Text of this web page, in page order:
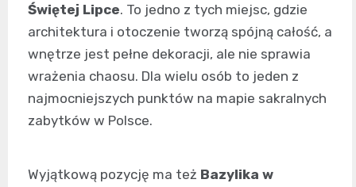
Świętej Lipce. To jedno z tych miejsc, gdzie
architektura i otoczenie tworzą spójną całość, a
wnętrze jest pełne dekoracji, ale nie sprawia
wrażenia chaosu. Dla wielu osób to jeden z
najmocniejszych punktów na mapie sakralnych
zabytków w Polsce.
Wyjątkową pozycję ma też Bazylika w